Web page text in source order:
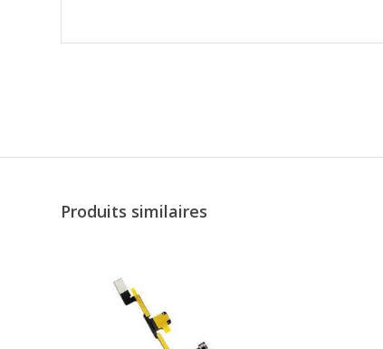
Produits similaires